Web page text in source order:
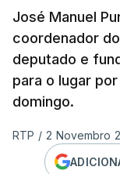
José Manuel
coordenador
deputado e
para o lugar
domingo.
RTP / 2 Novembro